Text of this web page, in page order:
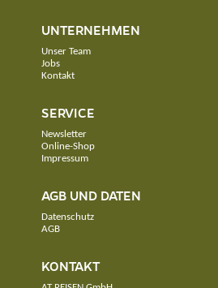
UNTERNEHMEN
Unser Team
Jobs
Kontakt
SERVICE
Newsletter
Online-Shop
Impressum
AGB UND DATEN
Datenschutz
AGB
KONTAKT